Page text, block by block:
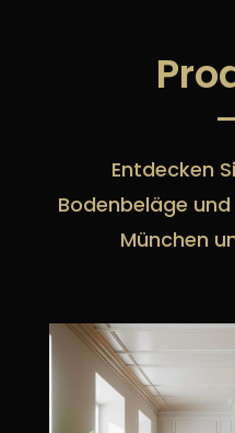
Entdecken
Bodenbeläge
München